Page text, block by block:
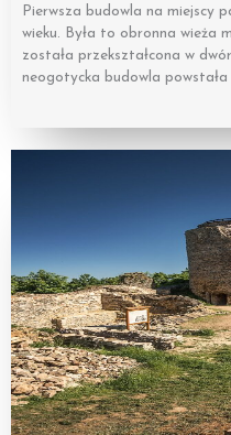
Pierwsza budowla na miejscy
wieku. Była to obronna wieża
została przekształcona w
neogotycka budowla powstała